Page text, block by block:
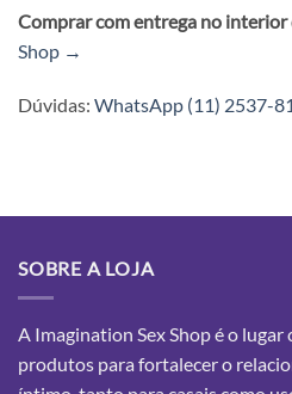
Comprar com entrega no interior
Shop →
Dúvidas: WhatsApp (11) 2537-
SOBRE A LOJA
A Imagination Sex Shop é o
produtos para fortalecer o